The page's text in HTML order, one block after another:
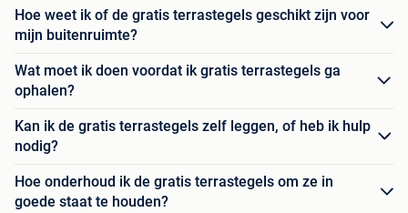
Hoe weet ik of de gratis terrastegels geschikt zijn voor
mijn buitenruimte?
Wat moet ik doen voordat ik gratis terrastegels ga
ophalen?
Kan ik de gratis terrastegels zelf leggen, of heb ik hulp
nodig?
Hoe onderhoud ik de gratis terrastegels om ze in
goede staat te houden?